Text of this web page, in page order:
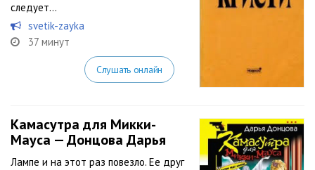
следует…
svetik-zayka
37 минут
Слушать онлайн
Камасутра для Микки-
Мауса — Донцова Дарья
Лампе и на этот раз повезло. Ее друг